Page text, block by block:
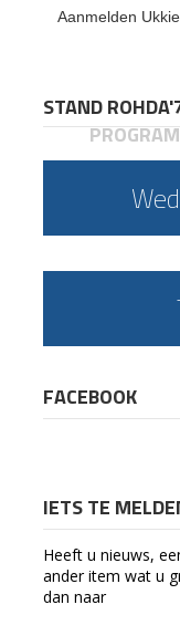
Aanmelden
STAND
FACEBOOK
IETS TE
Heeft u nieuws,
ander item wat u
dan naar